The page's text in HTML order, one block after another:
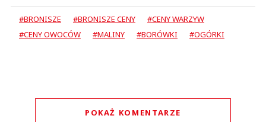
#BRONISZE #BRONISZE CENY
#CENY WARZYW
#CENY OWOCÓW
#MALINY #BORÓWKI #OGÓRKI
POKAŻ KOMENTARZE